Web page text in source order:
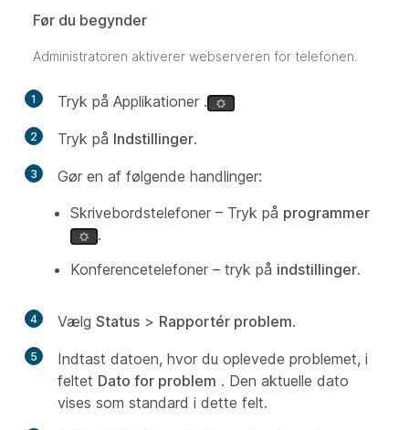
Før du begynder
Administratoren aktiverer webserveren for telefonen.
1 Tryk på Applikationer .
2 Tryk på Indstillinger.
3
Gør en af følgende handlinger:
Skrivebordstelefoner – Tryk på programmer
.
Konferencetelefoner – tryk på indstillinger.
4 Vælg Status > Rapportér problem.
5
Indtast datoen, hvor du oplevede problemet, i
feltet Dato for problem . Den aktuelle dato
vises som standard i dette felt.